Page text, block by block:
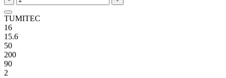
TUMITEC
16
15.6
50
200
90
2